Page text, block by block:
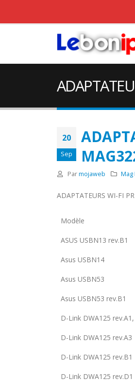
20
Sep
Par mojaweb Mag
ADAPTATEURS WI-FI
Modèle
ASUS USBN13 rev.B1
Asus USBN14
Asus USBN53
Asus USBN53 rev.B1
D-Link DWA125
D-Link DWA125 rev.A3
D-Link DWA125 rev.B1
D-Link DWA125 rev.D1